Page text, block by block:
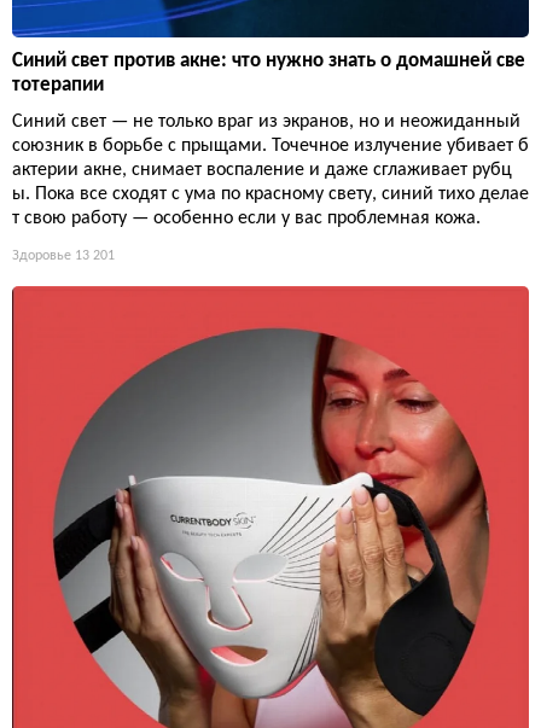
Синий свет против акне: что нужно знать о домашней све
тотерапии
Синий свет — не только враг из экранов, но и неожиданный
союзник в борьбе с прыщами. Точечное излучение убивает б
актерии акне, снимает воспаление и даже сглаживает рубц
ы. Пока все сходят с ума по красному свету, синий тихо делае
т свою работу — особенно если у вас проблемная кожа.
Здоровье 13 201